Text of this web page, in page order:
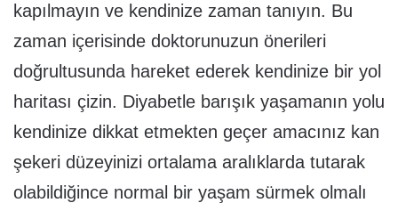
kapılmayın ve kendinize zaman tanıyın. Bu
zaman içerisinde doktorunuzun önerileri
doğrultusunda hareket ederek kendinize bir yol
haritası çizin. Diyabetle barışık yaşamanın yolu
kendinize dikkat etmekten geçer amacınız kan
şekeri düzeyinizi ortalama aralıklarda tutarak
olabildiğince normal bir yaşam sürmek olmalı